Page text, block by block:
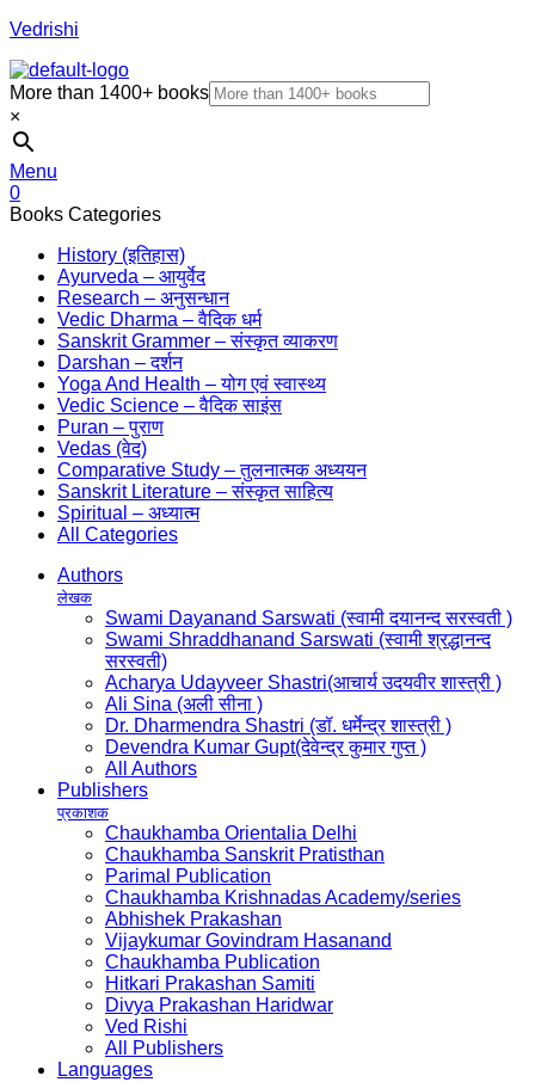
Vedrishi
More than 1400+ books
×
Menu
0
Books Categories
History (इतिहास)
Ayurveda – आयुर्वेद
Research – अनुसन्धान
Vedic Dharma – वैदिक धर्म
Sanskrit Grammer – संस्कृत व्याकरण
Darshan – दर्शन
Yoga And Health – योग एवं स्वास्थ्य
Vedic Science – वैदिक साइंस
Puran – पुराण
Vedas (वेद)
Comparative Study – तुलनात्मक अध्ययन
Sanskrit Literature – संस्कृत साहित्य
Spiritual – अध्यात्म
All Categories
Authors
लेखक
Swami Dayanand Sarswati (स्वामी दयानन्द सरस्वती )
Swami Shraddhanand Sarswati (स्वामी श्रद्धानन्द
सरस्वती)
Acharya Udayveer Shastri(आचार्य उदयवीर शास्त्री )
Ali Sina (अली सीना )
Dr. Dharmendra Shastri (डॉ. धर्मेन्द्र शास्त्री )
Devendra Kumar Gupt(देवेन्द्र कुमार गुप्त )
All Authors
Publishers
प्रकाशक
Chaukhamba Orientalia Delhi
Chaukhamba Sanskrit Pratisthan
Parimal Publication
Chaukhamba Krishnadas Academy/series
Abhishek Prakashan
Vijaykumar Govindram Hasanand
Chaukhamba Publication
Hitkari Prakashan Samiti
Divya Prakashan Haridwar
Ved Rishi
All Publishers
Languages